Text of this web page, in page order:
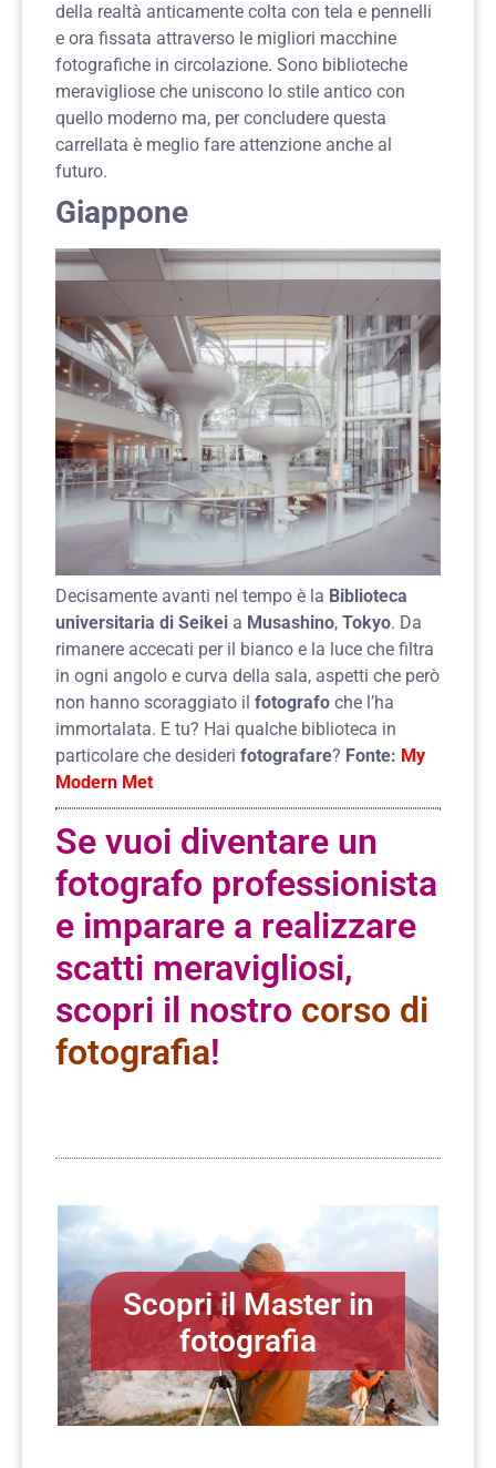
della realtà anticamente colta con tela e pennelli
e ora fissata attraverso le migliori macchine
fotografiche in circolazione. Sono biblioteche
meravigliose che uniscono lo stile antico con
quello moderno ma, per concludere questa
carrellata è meglio fare attenzione anche al
futuro.
Giappone
Decisamente avanti nel tempo è la Biblioteca
universitaria di Seikei a Musashino, Tokyo. Da
rimanere accecati per il bianco e la luce che filtra
in ogni angolo e curva della sala, aspetti che però
non hanno scoraggiato il fotografo che l’ha
immortalata. E tu? Hai qualche biblioteca in
particolare che desideri fotografare? Fonte: My
Modern Met
Se vuoi diventare un
fotografo professionista
e imparare a realizzare
scatti meravigliosi,
scopri il nostro corso di
fotografia!
Scopri il Master in
fotografia